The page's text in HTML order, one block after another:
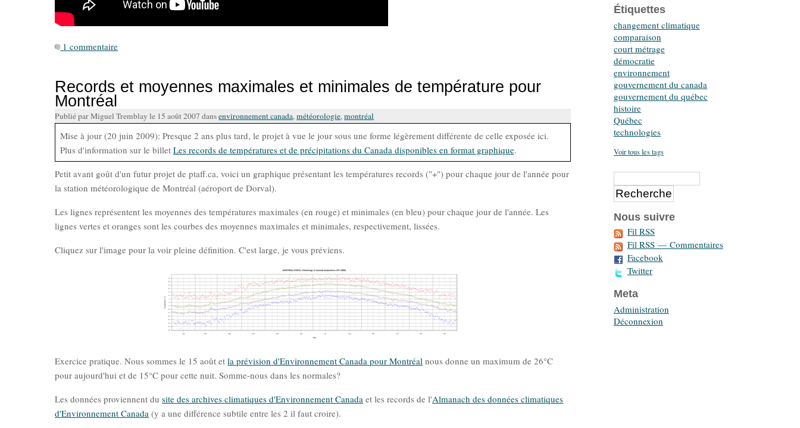
1 commentaire
Records et moyennes maximales et minimales de température pour
Montréal
Publié par Miguel Tremblay le 15 août 2007 dansenvironnement canada,météorologie,montréal
Mise à jour (20 juin 2009): Presque 2 ans plus tard, le projet à vue le jour sous une forme légèrement différente de celle exposée ici.
Plus d'information sur le billet Les records de températures et de précipitations du Canada disponibles en format graphique.
Petit avant goût d'un futur projet de ptaff.ca, voici un graphique présentant les températures records ("+") pour chaque jour de l'année pour
la station météorologique de Montréal (aéroport de Dorval).
Les lignes représentent les moyennes des températures maximales (en rouge) et minimales (en bleu) pour chaque jour de l'année. Les
lignes vertes et oranges sont les courbes des moyennes maximales et minimales, respectivement, lissées.
Cliquez sur l'image pour la voir pleine définition. C'est large, je vous préviens.
Exercice pratique. Nous sommes le 15 août etla prévision d'Environnement Canada pour Montréal nous donne un maximum de 26°C
pour aujourd'hui et de 15°C pour cette nuit. Somme-nous dans les normales?
Les données proviennent dusite des archives climatiques d'Environnement Canada et les records de l'Almanach des données climatiques
d'Environnement Canada (y a une différence subtile entre les 2 il faut croire).
Étiquettes
changement climatique
comparaison
court métrage
démocratie
environnement
gouvernement du canada
gouvernement du québec
histoire
Québec
technologies
Voir tous les tags
Nous suivre
Fil RSS
Fil RSS — Commentaires
Facebook
Twitter
Meta
Administration
Déconnexion